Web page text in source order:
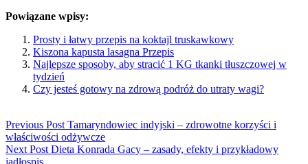
Powiązane wpisy:
Prosty i łatwy przepis na koktajl truskawkowy
Kiszona kapusta lasagna Przepis
Najlepsze sposoby, aby stracić 1 KG tkanki tłuszczowej w
tydzień
Czy jesteś gotowy na zdrową podróż do utraty wagi?
Previous Post Tamaryndowiec indyjski – zdrowotne korzyści i
właściwości odżywcze
Next Post Dieta Konrada Gacy – zasady, efekty i przykładowy